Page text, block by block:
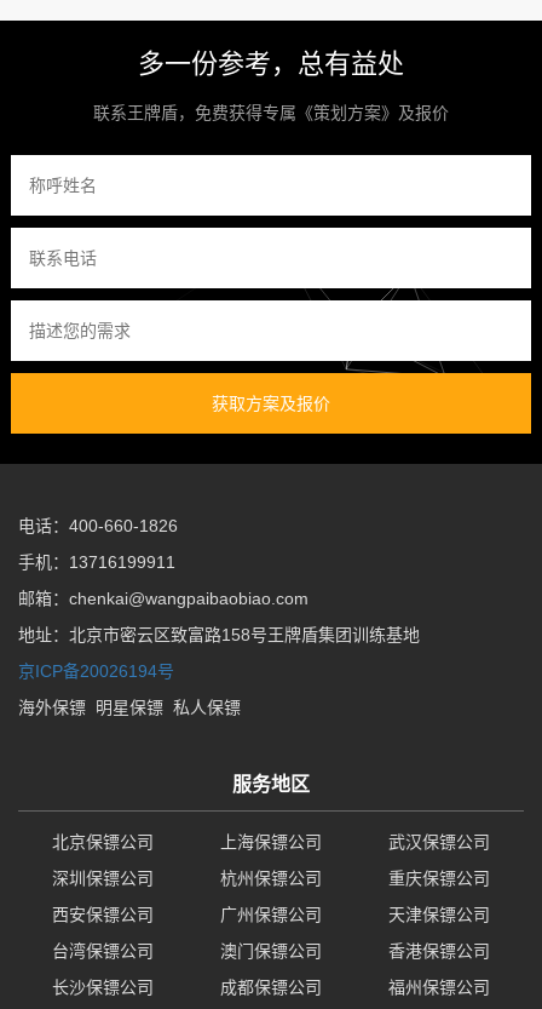
多一份参考，总有益处
联系王牌盾，免费获得专属《策划方案》及报价
获取方案及报价
电话：400-660-1826
手机：13716199911
邮箱：chenkai@wangpaibaobiao.com
地址：北京市密云区致富路158号王牌盾集团训练基地
京ICP备20026194号
海外保镖
明星保镖 私人保镖
服务地区
北京保镖公司 上海保镖公司
武汉保镖公司
深圳保镖公司
杭州保镖公司
重庆保镖公司
西安保镖公司
广州保镖公司
天津保镖公司
台湾保镖公司
澳门保镖公司
香港保镖公司
长沙保镖公司
成都保镖公司 福州保镖公司